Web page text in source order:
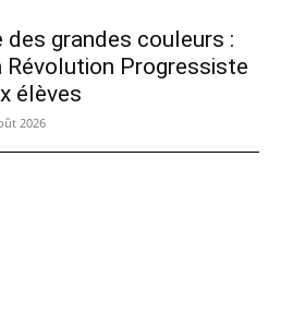
grandes couleurs :
Progressiste
élèves
2026